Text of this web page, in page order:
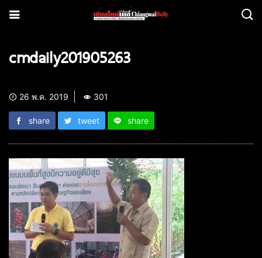
cmdaily201905263
26 พ.ค. 2019 301
share tweet share